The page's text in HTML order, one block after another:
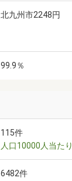
北九州市2248円
99.9％
115件
人口10000人当たり
6482件